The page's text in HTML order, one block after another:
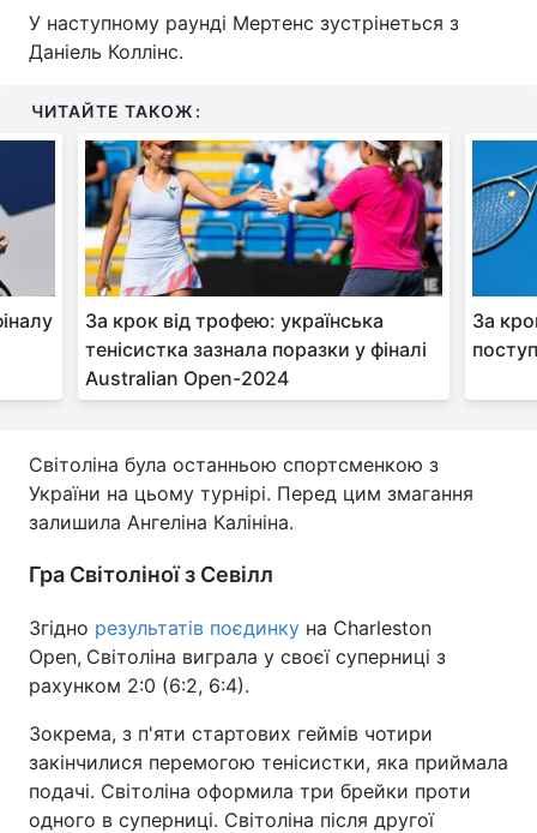
Контакти
Тема оформлення
У наступному раунді Мертенс зустрінеться з
Даніель Коллінс.
ЧИТАЙТЕ ТАКОЖ:
За крок від трофею: українська
тенісистка зазнала поразки у фіналі
Australian Open-2024
За
Світоліна була останньою спортсменкою з
України на цьому турнірі. Перед цим змагання
залишила Ангеліна Калініна.
Гра Світоліної з Севілл
Згідно результатів поєдинку на Charleston
Open, Світоліна виграла у своєї суперниці з
рахунком 2:0 (6:2, 6:4).
Зокрема, з п'яти стартових геймів чотири
закінчилися перемогою тенісистки, яка приймала
подачі. Світоліна оформила три брейки проти
одного в суперниці. Світоліна після другої